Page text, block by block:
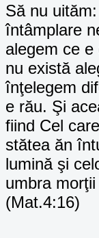
Să nu uităm:
întâmplare
alegem ce
nu există
înţelegem
e rău. Şi
fiind Cel
stătea ăn
lumină şi
umbra
(Mat.4:16)